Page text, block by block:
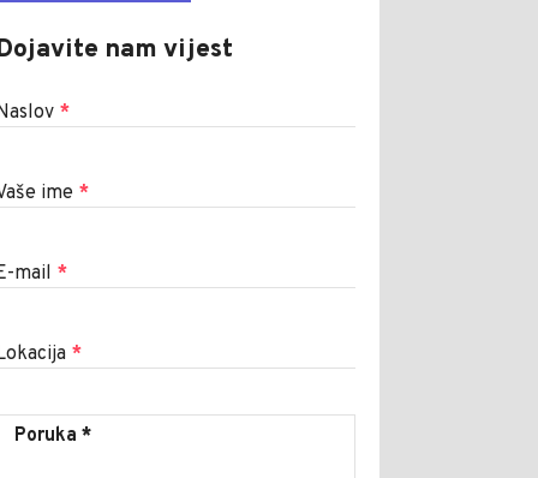
nam vijest
*
ime *
mail *
*